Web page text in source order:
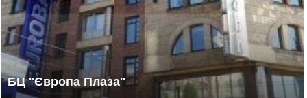
БЦ ''Європа Плаза''